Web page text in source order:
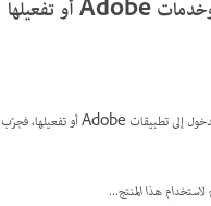
أخطاء عند تسجيل الدخول إلى تطبيقات وخدمات Adobe أو تفعيلها
إذا واجهت مشكلات في الاتصال أو الأخطاء التالية عند تسجيل الدخول إلى تطبيقات Adobe أو تفعيلها، فجرّب
هذا المنتج...